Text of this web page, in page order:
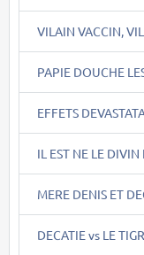
VILAIN VACCIN,
PAPIE DOUCHE
EFFETS
IL EST NE LE DIVIN
MERE DENIS ET
DECATIE vs LE